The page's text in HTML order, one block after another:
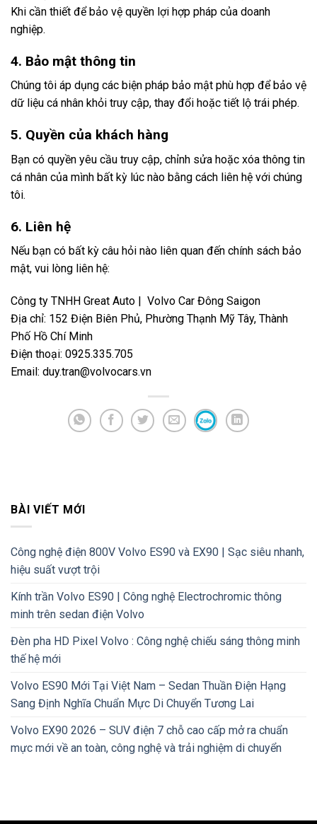
Khi cần thiết để bảo vệ quyền lợi hợp pháp của doanh
nghiệp.
4. Bảo mật thông tin
Chúng tôi áp dụng các biện pháp bảo mật phù hợp để bảo vệ
dữ liệu cá nhân khỏi truy cập, thay đổi hoặc tiết lộ trái phép.
5. Quyền của khách hàng
Bạn có quyền yêu cầu truy cập, chỉnh sửa hoặc xóa thông tin
cá nhân của mình bất kỳ lúc nào bằng cách liên hệ với chúng
tôi.
6. Liên hệ
Nếu bạn có bất kỳ câu hỏi nào liên quan đến chính sách bảo
mật, vui lòng liên hệ:
Công ty TNHH Great Auto | Volvo Car Đông Saigon
Địa chỉ: 152 Điện Biên Phủ, Phường Thạnh Mỹ Tây, Thành
Phố Hồ Chí Minh
Điện thoại: 0925.335.705
Email: duy.tran@volvocars.vn
BÀI VIẾT MỚI
Công nghệ điện 800V Volvo ES90 và EX90 | Sạc siêu nhanh,
hiệu suất vượt trội
Kính trần Volvo ES90 | Công nghệ Electrochromic thông
minh trên sedan điện Volvo
Đèn pha HD Pixel Volvo : Công nghệ chiếu sáng thông minh
thế hệ mới
Volvo ES90 Mới Tại Việt Nam – Sedan Thuần Điện Hạng
Sang Định Nghĩa Chuẩn Mực Di Chuyển Tương Lai
Volvo EX90 2026 – SUV điện 7 chỗ cao cấp mở ra chuẩn
mực mới về an toàn, công nghệ và trải nghiệm di chuyển